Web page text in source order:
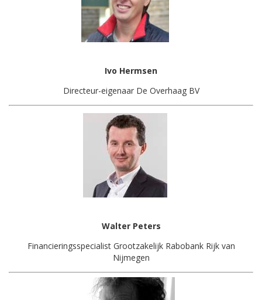
Ivo Hermsen
Directeur-eigenaar De Overhaag BV
Walter Peters
Financieringsspecialist Grootzakelijk Rabobank Rijk van
Nijmegen